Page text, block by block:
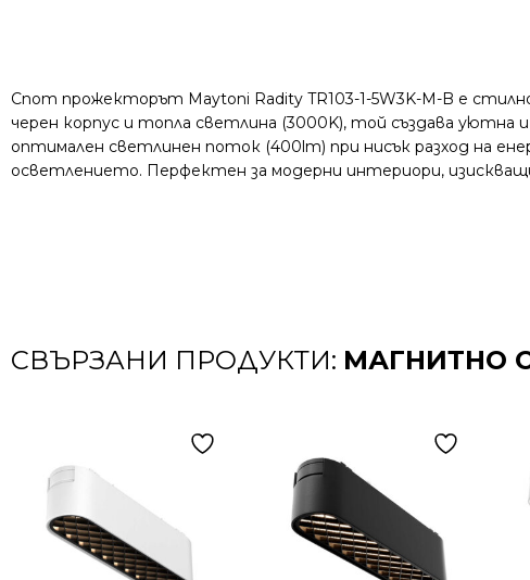
Спот прожекторът Maytoni Radity TR103-1-5W3K-M-B е
черен корпус и топла светлина (3000K), той създава
оптимален светлинен поток (400lm) при нисък разход на
осветлението. Перфектен за модерни интериори,
СВЪРЗАНИ ПРОДУКТИ: МАГНИТНО